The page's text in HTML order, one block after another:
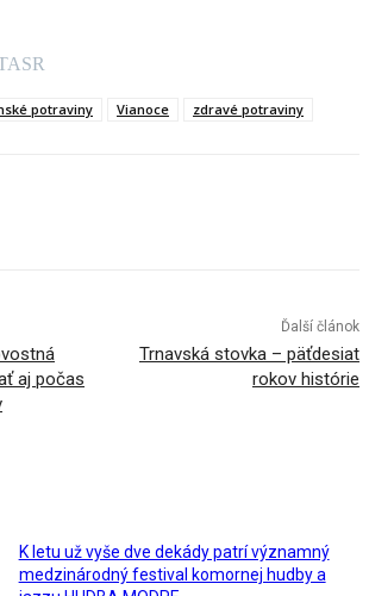
potraviny Vianoce zdravé potraviny
aj počas
Ďalší článok
Trnavská stovka – päťdesiat
rokov histórie
K letu už vyše dve dekády patrí významný
medzinárodný festival komornej hudby a